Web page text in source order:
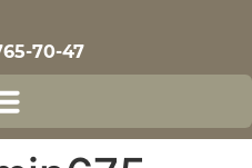
70-47